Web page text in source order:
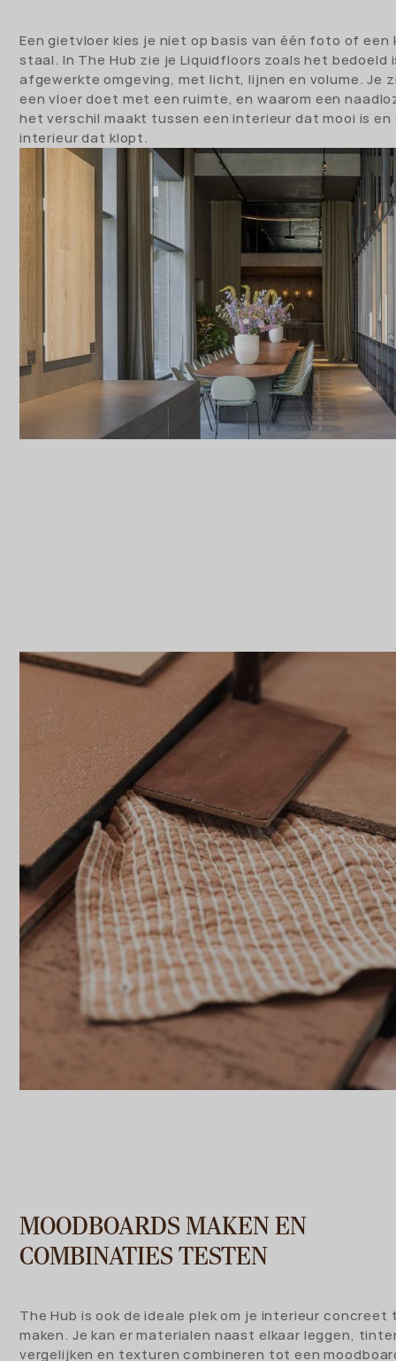
Een gietvloer kies je niet op basis van één foto of een
staal. In The Hub zie je Liquidfloors zoals het bedoeld
afgewerkte omgeving, met licht, lijnen en volume. Je
een vloer doet met een ruimte, en waarom een
het verschil maakt tussen een interieur dat mooi is en
interieur dat klopt.
MOODBOARDS MAKEN EN
COMBINATIES TESTEN
The Hub is ook de ideale plek om je interieur concreet
maken. Je kan er materialen naast elkaar leggen,
vergelijken en texturen combineren tot een